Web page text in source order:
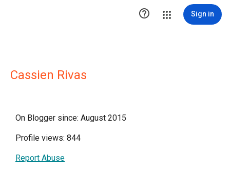
 Sign in
Cassien Rivas
On Blogger since: August 2015
Profile views: 844
Report Abuse